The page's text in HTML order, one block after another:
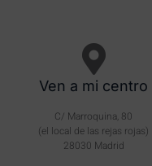
Ven a mi centro
C/ Marroquina, 80
(el local de las rejas rojas)
28030 Madrid